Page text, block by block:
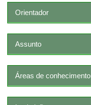
Orientador
Assunto
Áreas de conhecimento